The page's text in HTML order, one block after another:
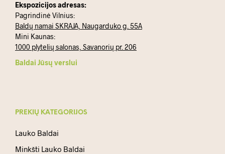
Ekspozicijos adresas:
Pagrindinė Vilnius:
Baldų namai SKRAJA, Naugarduko g. 55A
Mini Kaunas:
1000 plytelių salonas, Savanorių pr. 206
Baldai Jūsų verslui
PREKIŲ KATEGORIJOS
Lauko Baldai
Minkšti Lauko Baldai